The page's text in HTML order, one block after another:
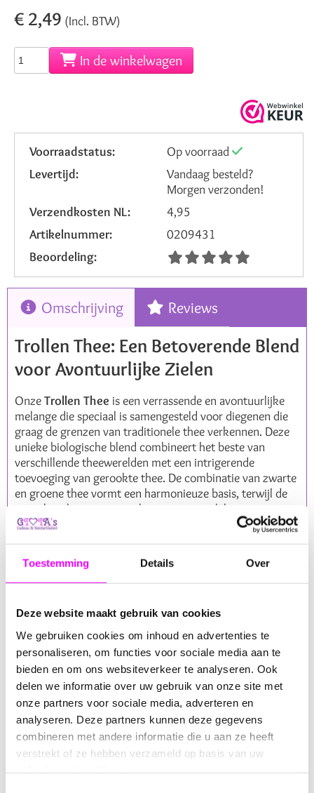
Toestemming Details Over
Deze website maakt gebruik van cookies
We gebruiken cookies om inhoud en advertenties te
personaliseren, om functies voor sociale media aan te
bieden en om ons websiteverkeer te analyseren. Ook
delen we informatie over uw gebruik van onze site met
onze partners voor sociale media, adverteren en
analyseren. Deze partners kunnen deze gegevens
combineren met andere informatie die u aan ze heeft
verstrekt of ze hebben verzameld op basis van uw
€ 2,49 (Incl. BTW)
In de winkelwagen
Voorraadstatus:
Op voorraad
Levertijd:
Vandaag besteld?
Morgen verzonden!
Verzendkosten NL:
4,95
Artikelnummer:
0209431
Beoordeling:
Omschrijving Reviews
Trollen Thee: Een Betoverende Blend
voor Avontuurlijke Zielen
OnzeTrollen Thee is een verrassende en avontuurlijke
melange die speciaal is samengesteld voor diegenen die
graag de grenzen van traditionele thee verkennen. Deze
unieke biologische blend combineert het beste van
verschillende theewerelden met een intrigerende
toevoeging van gerookte thee. De combinatie van zwarte
en groene thee vormt een harmonieuze basis, terwijl de
gerookte thee, roos, zoethout, en natuurlijk aroma
zorgen voor een complexe, maar heerlijk volle smaak.
De magie van Trollen Thee ligt in zijn rijke mix van
evenwichtig smaakprofiel dat zowel diepte als
frisheid biedt.
Gerookte Thee: Geeft de thee een
onderscheidende, volle smaak die herinneringen
oproept aan avonturen in de wildernis en rond het
kampvuur.
Roos: Voegt een subtiele bloemige noot toe die de
blend een elegante zachtheid geeft.
: Brengt een natuurlijke zoetheid in de